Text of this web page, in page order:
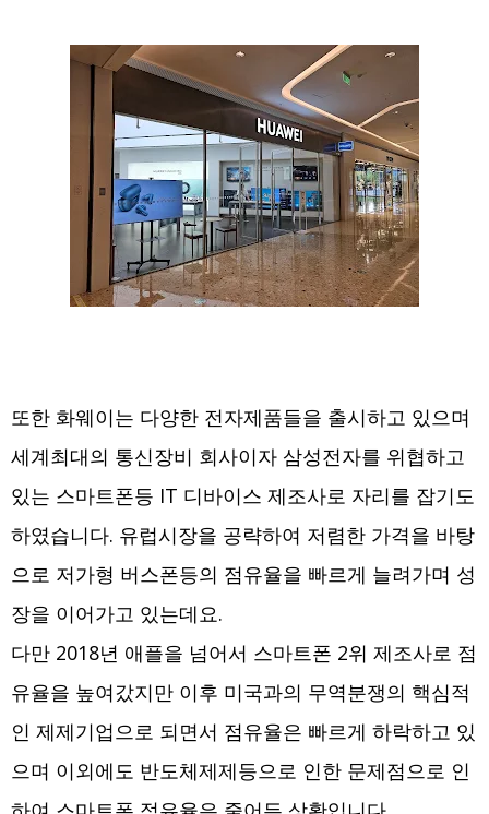
또한 화웨이는 다양한 전자제품들을 출시하고 있으며
세계최대의 통신장비 회사이자 삼성전자를 위협하고
있는 스마트폰등 IT 디바이스 제조사로 자리를 잡기도
하였습니다. 유럽시장을 공략하여 저렴한 가격을 바탕
으로 저가형 버스폰등의 점유율을 빠르게 늘려가며 성
장을 이어가고 있는데요.
다만 2018년 애플을 넘어서 스마트폰 2위 제조사로 점
유율을 높여갔지만 이후 미국과의 무역분쟁의 핵심적
인 제제기업으로 되면서 점유율은 빠르게 하락하고 있
으며 이외에도 반도체제제등으로 인한 문제점으로 인